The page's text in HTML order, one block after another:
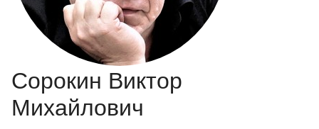
Сорокин Виктор
Михайлович